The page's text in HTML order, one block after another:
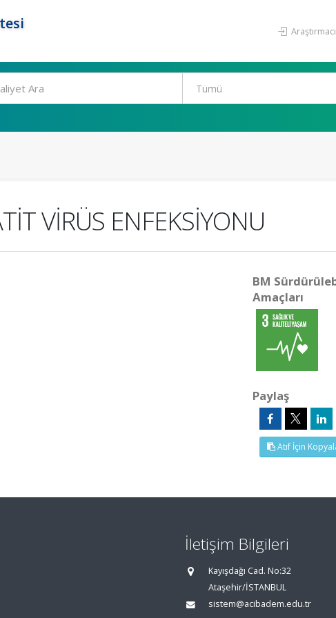
VİRÜS ENFEKSİYONU
BM
Amaçları
Paylaş
Atıf İçin
İletişim Bilgileri
Kayışdağı Cad. No:32
Ataşehir/İSTANBUL
sistem@acibadem.edu.tr